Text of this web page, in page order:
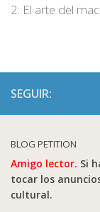
2: El arte del
SEGUIR:
BLOG PETITION
Amigo lector. Si
tocar los
cultural.